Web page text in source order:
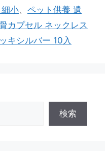
小、 ペット供養 遺
カプセル ネックレス
キシルバー 10入
検索